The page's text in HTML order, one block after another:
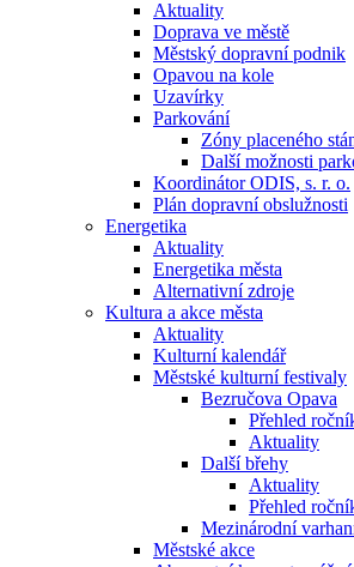
Aktuality
Doprava ve městě
Městský dopravní podnik
Opavou na kole
Uzavírky
Parkování
Zóny placeného
Další možnosti
Koordinátor ODIS, s. r. o.
Plán dopravní obslužnosti
Energetika
Aktuality
Energetika města
Alternativní zdroje
Kultura a akce města
Aktuality
Kulturní kalendář
Městské kulturní festivaly
Bezručova Opava
Přehled
Aktuality
Další břehy
Aktuality
Přehled
Mezinárodní
Městské akce